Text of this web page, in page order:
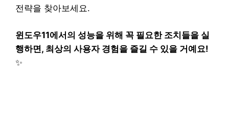
전략을 찾아보세요.
윈도우11에서의 성능을 위해 꼭 필요한 조치들을 실
행하면, 최상의 사용자 경험을 즐길 수 있을 거예요!
✨